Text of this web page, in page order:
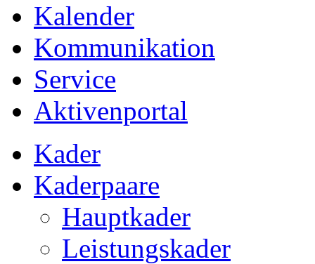
Kalender
Kommunikation
Service
Aktivenportal
Kader
Kaderpaare
Hauptkader
Leistungskader